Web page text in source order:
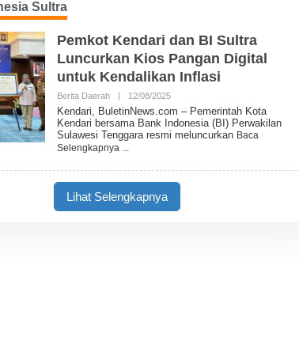
Sultra
Pemkot Kendari dan BI Sultra
Luncurkan Kios Pangan Digital
untuk Kendalikan Inflasi
Berita Daerah | 12/08/2025O
E
H
B
E
T
Kendari, BuletinNews.com – Pemerintah Kota
Kendari bersama Bank Indonesia (BI) Perwakilan
Sulawesi Tenggara resmi meluncurkan Baca
Selengkapnya
Lihat Selengkapnya